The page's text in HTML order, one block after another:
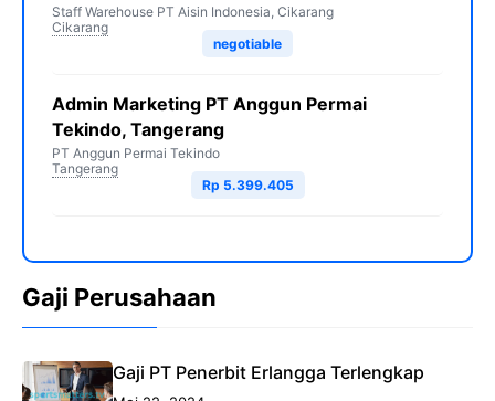
Staff Warehouse PT Aisin Indonesia, Cikarang
Cikarang
negotiable
Admin Marketing PT Anggun Permai
Tekindo, Tangerang
PT Anggun Permai Tekindo
Tangerang
Rp 5.399.405
Gaji Perusahaan
Gaji PT Penerbit Erlangga Terlengkap